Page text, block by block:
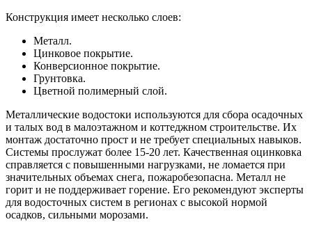
Конструкция имеет несколько слоев:
Металл.
Цинковое покрытие.
Конверсионное покрытие.
Грунтовка.
Цветной полимерный слой.
Металлические водостоки используются для сбора осадочных
и талых вод в малоэтажном и коттеджном строительстве. Их
монтаж достаточно прост и не требует специальных навыков.
Системы прослужат более 15-20 лет. Качественная оцинковка
справляется с повышенными нагрузками, не ломается при
значительных объемах снега, пожаробезопасна. Металл не
горит и не поддерживает горение. Его рекомендуют эксперты
для водосточных систем в регионах с высокой нормой
осадков, сильными морозами.